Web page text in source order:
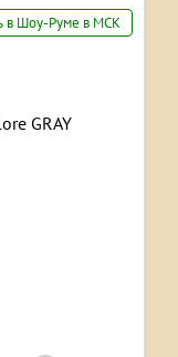
в Шоу-Руме в МСК
GRAY